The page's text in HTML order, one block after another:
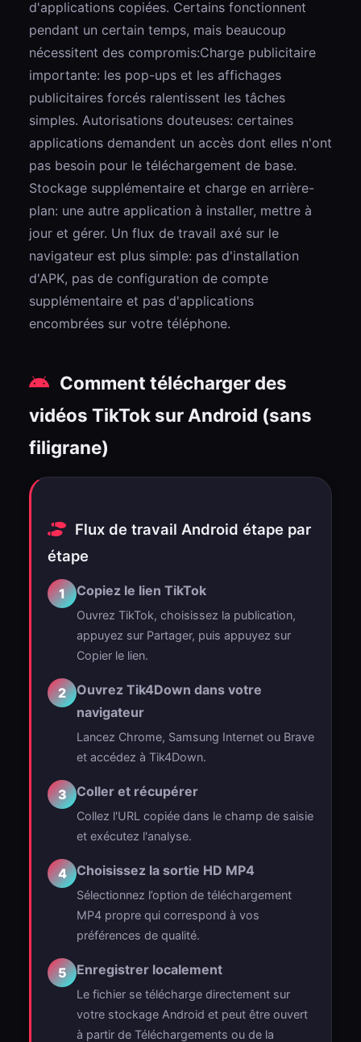
d'applications copiées. Certains fonctionnent
pendant un certain temps, mais beaucoup
nécessitent des compromis:Charge publicitaire
importante: les pop-ups et les affichages
publicitaires forcés ralentissent les tâches
simples. Autorisations douteuses: certaines
applications demandent un accès dont elles n'ont
pas besoin pour le téléchargement de base.
Stockage supplémentaire et charge en arrière-
plan: une autre application à installer, mettre à
jour et gérer. Un flux de travail axé sur le
navigateur est plus simple: pas d'installation
d'APK, pas de configuration de compte
supplémentaire et pas d'applications
encombrées sur votre téléphone.
Comment télécharger des
vidéos TikTok sur Android (sans
filigrane)
Flux de travail Android étape par
étape
1 Copiez le lien TikTok
Ouvrez TikTok, choisissez la publication,
appuyez sur Partager, puis appuyez sur
Copier le lien.
2
Ouvrez Tik4Down dans votre
navigateur
Lancez Chrome, Samsung Internet ou Brave
et accédez à Tik4Down.
3 Coller et récupérer
Collez l'URL copiée dans le champ de saisie
et exécutez l'analyse.
4 Choisissez la sortie HD MP4
Sélectionnez l’option de téléchargement
MP4 propre qui correspond à vos
préférences de qualité.
5 Enregistrer localement
Le fichier se télécharge directement sur
votre stockage Android et peut être ouvert
à partir de Téléchargements ou de la